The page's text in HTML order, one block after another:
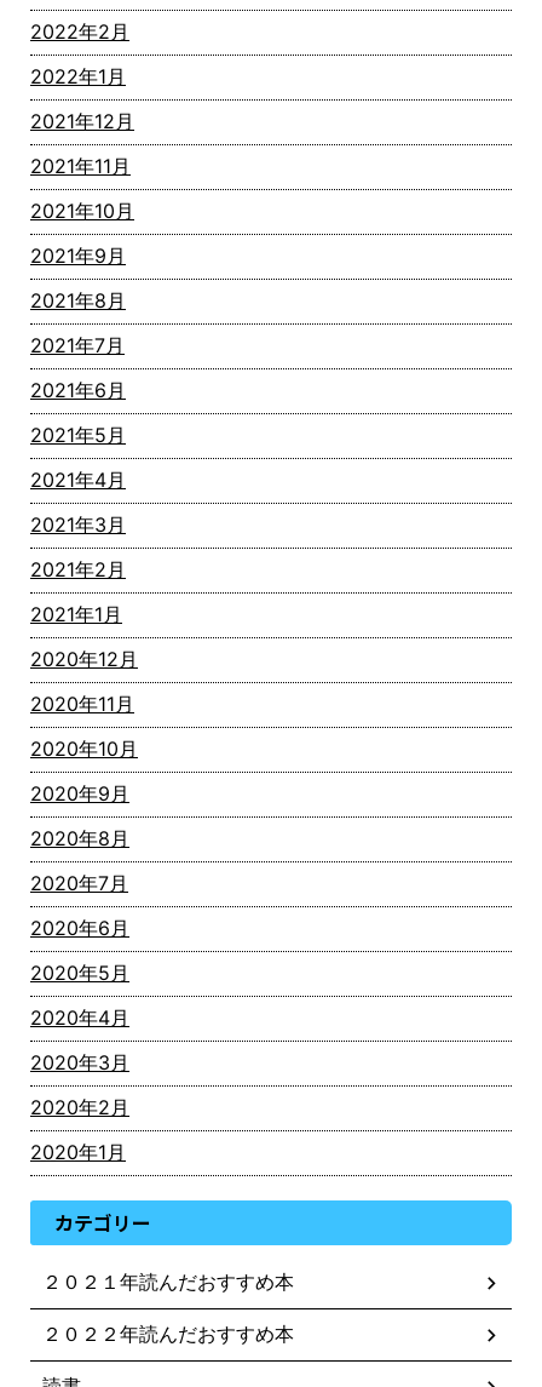
2022年2月
2022年1月
2021年12月
2021年11月
2021年10月
2021年9月
2021年8月
2021年7月
2021年6月
2021年5月
2021年4月
2021年3月
2021年2月
2021年1月
2020年12月
2020年11月
2020年10月
2020年9月
2020年8月
2020年7月
2020年6月
2020年5月
2020年4月
2020年3月
2020年2月
2020年1月
カテゴリー
２０２１年読んだおすすめ本
２０２２年読んだおすすめ本